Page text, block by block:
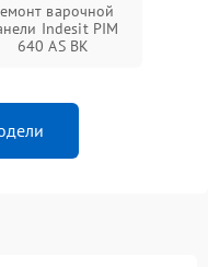
варочной
Indesit PIM
640 AS BK